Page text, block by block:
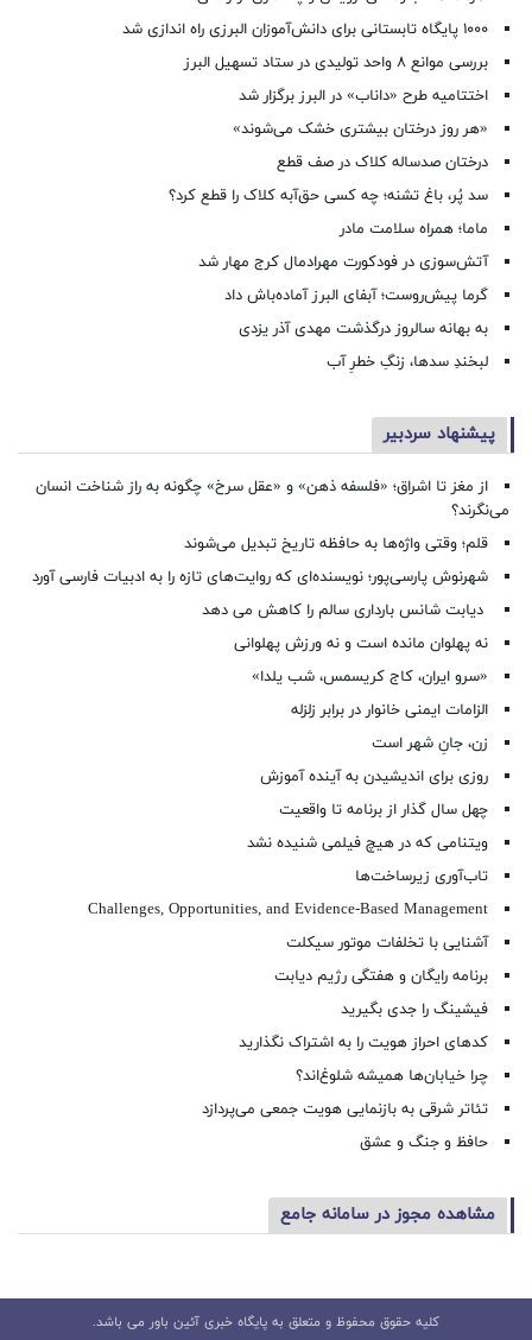
۱۰۰۰ پایگاه تابستانی برای دانش‌آموزان البرزی راه اندازی شد
بررسی موانع ۸ واحد تولیدی در ستاد تسهیل البرز
اختتامیه طرح «داناب» در البرز برگزار شد
«هر روز درختان بیشتری خشک می‌شوند»
درختان صدساله کلاک در صف قطع
سد پُر، باغ تشنه؛ چه کسی حق‌آبه کلاک را قطع کرد؟
ماما؛ همراه سلامت مادر
آتش‌سوزی در فودکورت مهرادمال کرج مهار شد
گرما پیش‌روست؛ آبفای البرز آماده‌باش داد
به بهانه سالروز درگذشت مهدی آذر یزدی
لبخندِ سدها، زنگِ خطرِ آب
پیشنهاد سردبیر
از مغز تا اشراق؛ «فلسفه ذهن» و «عقل سرخ» چگونه به راز شناخت انسان
می‌نگرند؟
قلم؛ وقتی واژه‌ها به حافظه تاریخ تبدیل می‌شوند
شهرنوش پارسی‌پور؛ نویسنده‌ای که روایت‌های تازه را به ادبیات فارسی آورد
دیابت شانس بارداری سالم را کاهش می دهد
نه پهلوان مانده است و نه ورزش پهلوانی
«سرو ایران، کاج کریسمس، شب یلدا»
الزامات ایمنی خانوار در برابر زلزله
زن، جانِ شهر است
روزی برای اندیشیدن به آینده آموزش
چهل سال گذار از برنامه تا واقعیت
ویتنامی که در هیچ فیلمی شنیده نشد
تاب‌آوری زیرساخت‌ها
Challenges, Opportunities, and Evidence-Based Management
آشنایی با تخلفات موتور سیکلت
برنامه رایگان و هفتگی رژیم دیابت
فیشینگ را جدی بگیرید
کدهای احراز هویت را به اشتراک نگذارید
چرا خیابان‌ها همیشه شلوغ‌اند؟
تئاتر شرقی به بازنمایی هویت جمعی می‌پردازد
حافظ و جنگ و عشق
مشاهده مجوز در سامانه جامع
کلیه حقوق محفوظ و متعلق به پایگاه خبری آئین باور می باشد.